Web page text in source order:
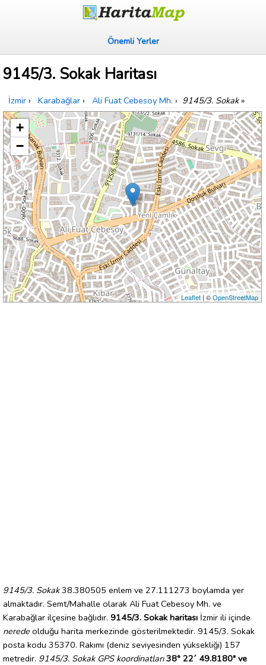
Önemli Yerler
9145/3. Sokak Haritası
İzmir › Karabağlar › Ali Fuat Cebesoy Mh. › 9145/3. Sokak»
+
−
Leaflet| ©OpenStreetMap
9145/3. Sokak38.380505 enlem ve 27.111273 boylamda yer
almaktadır. Semt/Mahalle olarak Ali Fuat Cebesoy Mh. ve
Karabağlar ilçesine bağlıdır. 9145/3. Sokak haritası İzmir ili içinde
nerede olduğu harita merkezinde gösterilmektedir. 9145/3. Sokak
posta kodu 35370. Rakımı (deniz seviyesinden yüksekliği) 157
metredir. 9145/3. Sokak GPS koordinatları 38° 22´ 49.8180" ve